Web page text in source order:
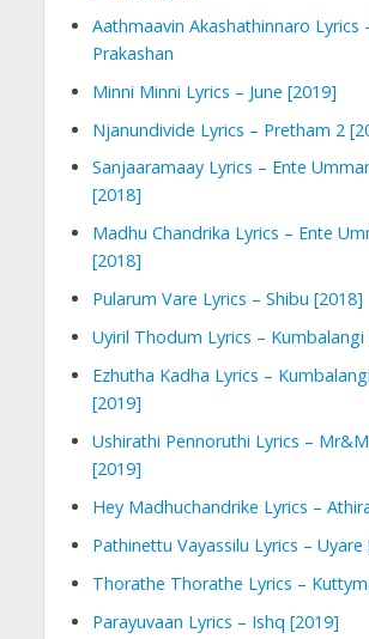
Aathmaavin Akashathinnaro Lyrics
Prakashan
Minni Minni Lyrics – June [2019]
Njanundivide Lyrics – Pretham 2
Sanjaaramaay Lyrics – Ente
[2018]
Madhu Chandrika Lyrics – Ente
[2018]
Pularum Vare Lyrics – Shibu [2018]
Uyiril Thodum Lyrics –
Ezhutha Kadha Lyrics –
[2019]
Ushirathi Pennoruthi Lyrics –
[2019]
Hey Madhuchandrike Lyrics –
Pathinettu Vayassilu Lyrics – Uyare
Thorathe Thorathe Lyrics –
Parayuvaan Lyrics – Ishq [2019]